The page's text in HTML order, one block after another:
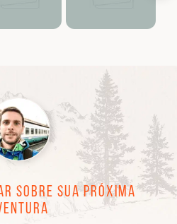
sobre sua próxima